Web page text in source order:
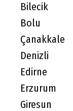
Bilecik
Bolu
Çanakkale
Denizli
Edirne
Erzurum
Giresun